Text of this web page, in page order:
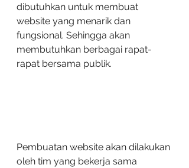
dibutuhkan untuk membuat
website yang menarik dan
fungsional. Sehingga akan
membutuhkan berbagai rapat-
rapat bersama publik.
Pembuatan website akan dilakukan
oleh tim yang bekerja sama